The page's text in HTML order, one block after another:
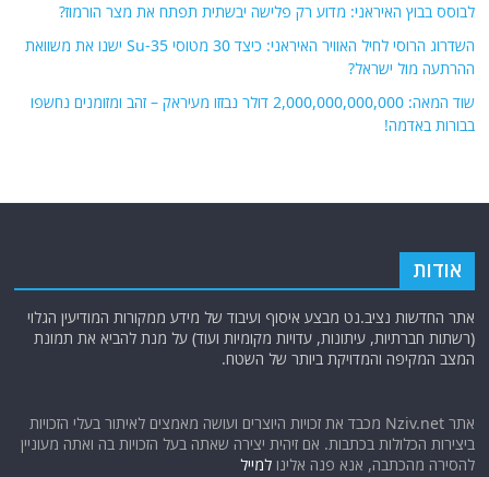
לבוסס בבוץ האיראני: מדוע רק פלישה יבשתית תפתח את מצר הורמוז?
השדרוג הרוסי לחיל האוויר האיראני: כיצד 30 מטוסי Su-35 ישנו את משוואת
ההרתעה מול ישראל?
שוד המאה: 2,000,000,000,000 דולר נבזזו מעיראק – זהב ומזומנים נחשפו
בבורות באדמה!
אודות
אתר החדשות נציב.נט מבצע איסוף ועיבוד של מידע ממקורות המודיעין הגלוי
(רשתות חברתיות, עיתונות, עדויות מקומיות ועוד) על מנת להביא את תמונת
המצב המקיפה והמדויקת ביותר של השטח.
אתר Nziv.net מכבד את זכויות היוצרים ועושה מאמצים לאיתור בעלי הזכויות
ביצירות הכלולות בכתבות. אם זיהית יצירה שאתה בעל הזכויות בה ואתה מעוניין
להסירה מהכתבה, אנא פנה אלינולמייל